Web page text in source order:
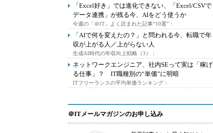
「Excel好き」では進化できない、「Excel/CSVで
データ連携」が残る今、AIをどう使うか
今週の「＠IT」よく読まれた記事“10選”：
「AIで何を変えたの？」と問われる今、転職で年
収が上がる人／上がらない人
生成AI時代の年収向上戦略（3）：
ネットワークエンジニア、社内SEって実は「稼げ
る仕事」？ IT職種別の“単価”に明暗
ITフリーランスの平均単価ランキング：
＠ITメールマガジンのお申し込み